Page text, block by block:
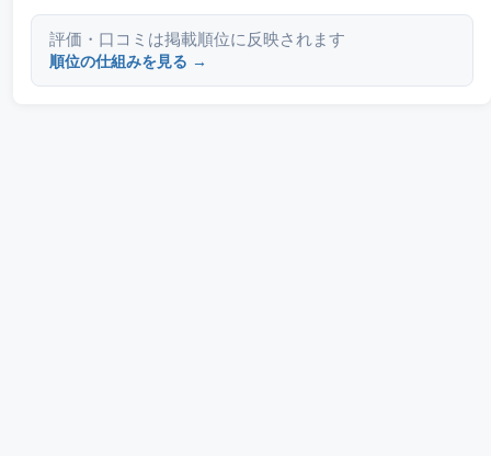
評価・口コミは掲載順位に反映されます
順位の仕組みを見る →